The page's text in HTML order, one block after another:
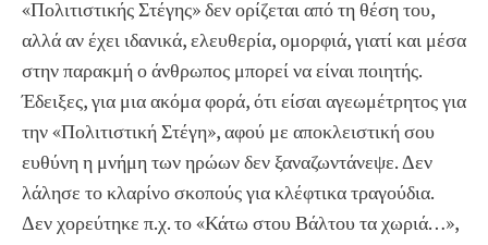
«Πολιτιστικής Στέγης» δεν ορίζεται από τη θέση του,
αλλά αν έχει ιδανικά, ελευθερία, ομορφιά, γιατί και μέσα
στην παρακμή ο άνθρωπος μπορεί να είναι ποιητής.
Έδειξες, για μια ακόμα φορά, ότι είσαι αγεωμέτρητος για
την «Πολιτιστική Στέγη», αφού με αποκλειστική σου
ευθύνη η μνήμη των ηρώων δεν ξαναζωντάνεψε. Δεν
λάλησε το κλαρίνο σκοπούς για κλέφτικα τραγούδια.
Δεν χορεύτηκε π.χ. το «Κάτω στου Βάλτου τα χωριά…»,